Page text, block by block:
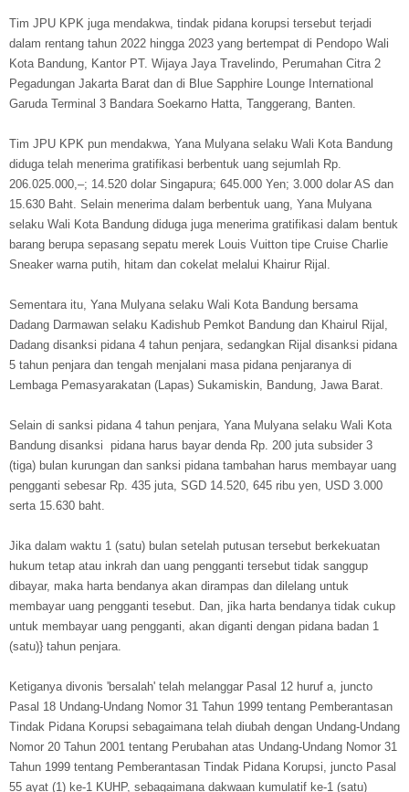
Tim JPU KPK juga mendakwa, tindak pidana korupsi tersebut terjadi
dalam rentang tahun 2022 hingga 2023 yang bertempat di Pendopo Wali
Kota Bandung, Kantor PT. Wijaya Jaya Travelindo, Perumahan Citra 2
Pegadungan Jakarta Barat dan di Blue Sapphire Lounge International
Garuda Terminal 3 Bandara Soekarno Hatta, Tanggerang, Banten.
Tim JPU KPK pun mendakwa, Yana Mulyana selaku Wali Kota Bandung
diduga telah menerima gratifikasi berbentuk uang sejumlah Rp.
206.025.000,–; 14.520 dolar Singapura; 645.000 Yen; 3.000 dolar AS dan
15.630 Baht. Selain menerima dalam berbentuk uang, Yana Mulyana
selaku Wali Kota Bandung diduga juga menerima gratifikasi dalam bentuk
barang berupa sepasang sepatu merek Louis Vuitton tipe Cruise Charlie
Sneaker warna putih, hitam dan cokelat melalui Khairur Rijal.
Sementara itu, Yana Mulyana selaku Wali Kota Bandung bersama
Dadang Darmawan selaku Kadishub Pemkot Bandung dan Khairul Rijal,
Dadang disanksi pidana 4 tahun penjara, sedangkan Rijal disanksi pidana
5 tahun penjara dan tengah menjalani masa pidana penjaranya di
Lembaga Pemasyarakatan (Lapas) Sukamiskin, Bandung, Jawa Barat.
Selain di sanksi pidana 4 tahun penjara, Yana Mulyana selaku Wali Kota
Bandung disanksi pidana harus bayar denda Rp. 200 juta subsider 3
(tiga) bulan kurungan dan sanksi pidana tambahan harus membayar uang
pengganti sebesar Rp. 435 juta, SGD 14.520, 645 ribu yen, USD 3.000
serta 15.630 baht.
Jika dalam waktu 1 (satu) bulan setelah putusan tersebut berkekuatan
hukum tetap atau inkrah dan uang pengganti tersebut tidak sanggup
dibayar, maka harta bendanya akan dirampas dan dilelang untuk
membayar uang pengganti tesebut. Dan, jika harta bendanya tidak cukup
untuk membayar uang pengganti, akan diganti dengan pidana badan 1
(satu)} tahun penjara.
Ketiganya divonis 'bersalah' telah melanggar Pasal 12 huruf a, juncto
Pasal 18 Undang-Undang Nomor 31 Tahun 1999 tentang Pemberantasan
Tindak Pidana Korupsi sebagaimana telah diubah dengan Undang-Undang
Nomor 20 Tahun 2001 tentang Perubahan atas Undang-Undang Nomor 31
Tahun 1999 tentang Pemberantasan Tindak Pidana Korupsi, juncto Pasal
55 ayat (1) ke-1 KUHP, sebagaimana dakwaan kumulatif ke-1 (satu)